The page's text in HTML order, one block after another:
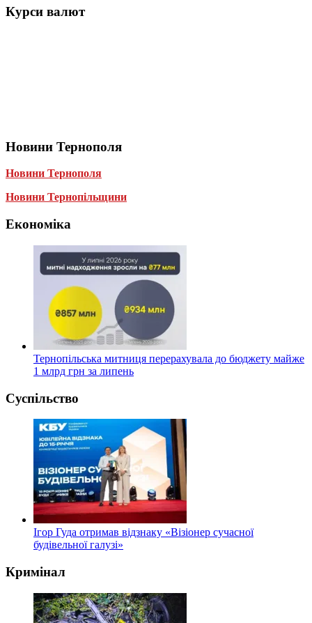
Курси валют
Новини Тернополя
Новини Тернополя
Новини Тернопільщини
Економіка
Тернопільська митниця перерахувала до бюджету майже
1 млрд грн за липень
Суспільство
Ігор Гуда отримав відзнаку «Візіонер сучасної
будівельної галузі»
Кримінал